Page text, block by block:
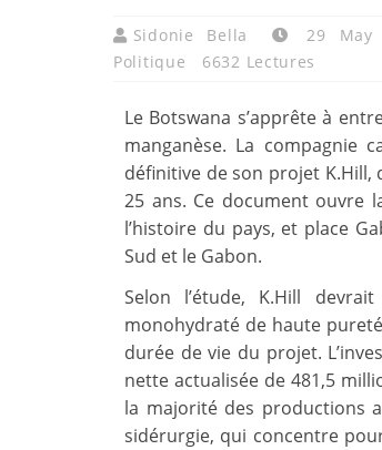
Sidonie Bella 29 May
Politique
6632 Lectures
Le Botswana s’apprête à
manganèse. La compagnie
définitive de son projet K.Hill,
25 ans. Ce document ouvre
l’histoire du pays, et place
Sud et le Gabon.
Selon l’étude, K.Hill
monohydraté de haute
durée de vie du projet.
nette actualisée de 481,5
la majorité des productions
sidérurgie, qui concentre